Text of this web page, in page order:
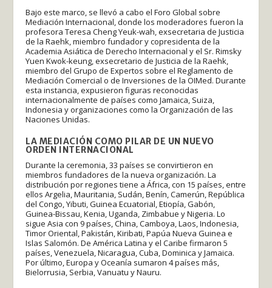
Bajo este marco, se llevó a cabo el Foro Global sobre
Mediación Internacional, donde los moderadores fueron la
profesora Teresa Cheng Yeuk-wah, exsecretaria de Justicia
de la Raehk, miembro fundador y copresidenta de la
Academia Asiática de Derecho Internacional y el Sr. Rimsky
Yuen Kwok-keung, exsecretario de Justicia de la Raehk,
miembro del Grupo de Expertos sobre el Reglamento de
Mediación Comercial o de Inversiones de la OIMed. Durante
esta instancia, expusieron figuras reconocidas
internacionalmente de países como Jamaica, Suiza,
Indonesia y organizaciones como la Organización de las
Naciones Unidas.
LA MEDIACIÓN COMO PILAR DE UN NUEVO
ORDEN INTERNACIONAL
Durante la ceremonia, 33 países se convirtieron en
miembros fundadores de la nueva organización. La
distribución por regiones tiene a África, con 15 países, entre
ellos Argelia, Mauritania, Sudán, Benín, Camerún, República
del Congo, Yibuti, Guinea Ecuatorial, Etiopía, Gabón,
Guinea-Bissau, Kenia, Uganda, Zimbabue y Nigeria. Lo
sigue Asia con 9 países, China, Camboya, Laos, Indonesia,
Timor Oriental, Pakistán, Kiribati, Papúa Nueva Guinea e
Islas Salomón. De América Latina y el Caribe firmaron 5
países, Venezuela, Nicaragua, Cuba, Dominica y Jamaica.
Por último, Europa y Oceanía sumaron 4 países más,
Bielorrusia, Serbia, Vanuatu y Nauru.